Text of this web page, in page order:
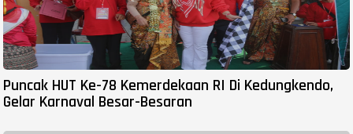
Puncak HUT Ke-78 Kemerdekaan RI Di Kedungkendo,
Gelar Karnaval Besar-Besaran